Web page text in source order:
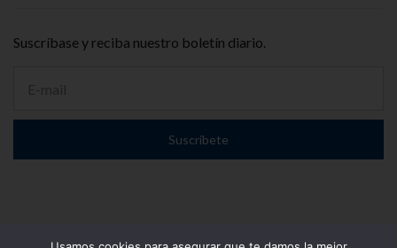
Suscríbase y reciba nuestro boletín diario.
e
c
Suscríbete